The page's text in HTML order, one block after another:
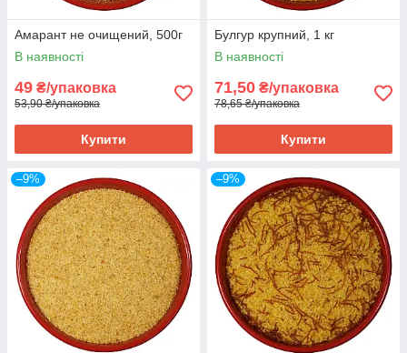
Амарант не очищений, 500г
В наявності
49 ₴/упаковка
53,90 ₴/упаковка
Купити
Булгур крупний, 1 кг
В наявності
71,50 ₴/упаковка
78,65 ₴/упаковка
Купити
–9% –9%